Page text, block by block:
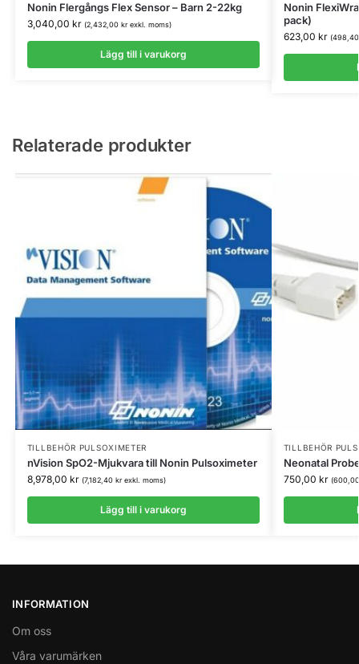
Nonin Flergångs Flex Sensor – Barn 2-22kg
3,040,00 kr (2,432,00 krexkl. moms)
Lägg till i varukorg
Nonin
pack)
623,00 kr (
Relaterade produkter
TILLBEHÖR PULSOXIMETER
nVision SpO2-Mjukvara till Nonin Pulsoximeter
8,978,00 kr (7,182,40 krexkl. moms)
Lägg till i varukorg
TILLBEHÖR
Neonatal
750,00 kr (
INFORMATION
Om oss
Våra varumärken